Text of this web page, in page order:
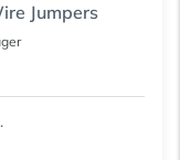
Jumpers